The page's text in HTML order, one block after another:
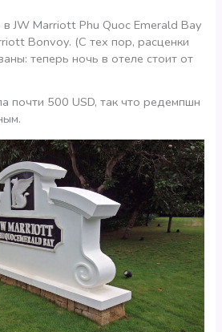
JW Marriott Phu Quoc Emerald Bay
Bonvoy. (С тех пор, расценки
теперь ночь в отеле стоит от
почти 500 USD, так что редемпшн